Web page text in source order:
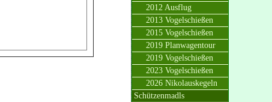
2012 Ausflug
2013 Vogelschießen
2015 Vogelschießen
2019 Planwagentour
2019 Vogelschießen
2023 Vogelschießen
2026 Nikolauskegeln
Schützenmadls